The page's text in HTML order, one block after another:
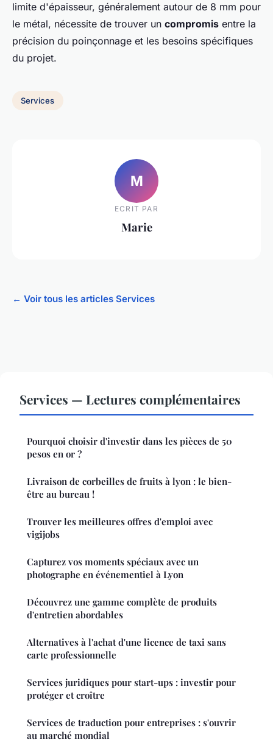
limite d'épaisseur, généralement autour de 8 mm pour
le métal, nécessite de trouver un compromis entre la
précision du poinçonnage et les besoins spécifiques
du projet.
Services
M
ECRIT PAR
Marie
← Voir tous les articles Services
Services — Lectures complémentaires
Pourquoi choisir d'investir dans les pièces de 50
pesos en or ?
Livraison de corbeilles de fruits à lyon : le bien-
être au bureau !
Trouver les meilleures offres d'emploi avec
vigijobs
Capturez vos moments spéciaux avec un
photographe en événementiel à Lyon
Découvrez une gamme complète de produits
d'entretien abordables
Alternatives à l'achat d'une licence de taxi sans
carte professionnelle
Services juridiques pour start-ups : investir pour
protéger et croître
Services de traduction pour entreprises : s'ouvrir
au marché mondial